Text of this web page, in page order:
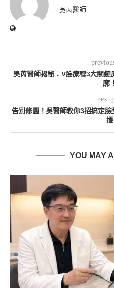
吳芮醫師
吳芮醫師揭秘：V臉療程3大關鍵
廓！
next
告別修圖！吳醫師教你3招搞定
擾
YOU MAY